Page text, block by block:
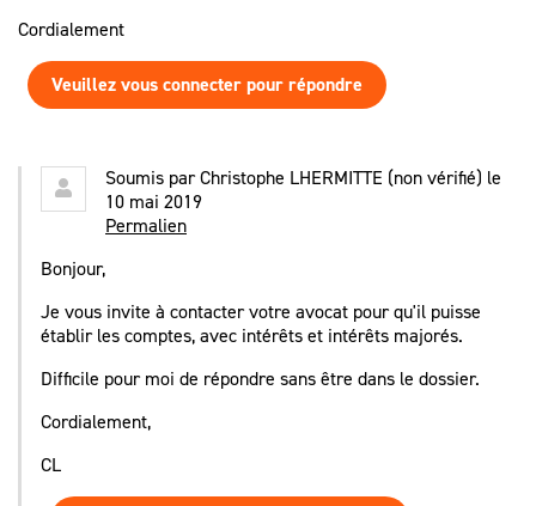
Cordialement
Veuillez vous connecter pour répondre
Soumis parChristophe LHERMITTE (non vérifié) le
10 mai 2019
Permalien
Bonjour,
Je vous invite à contacter votre avocat pour qu'il puisse
établir les comptes, avec intérêts et intérêts majorés.
Difficile pour moi de répondre sans être dans le dossier.
Cordialement,
CL